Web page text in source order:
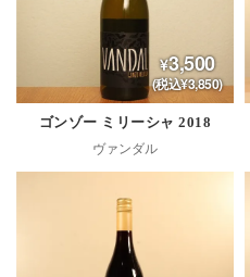
3,500
(税込¥3,850)
ゴンゾー ミリーシャ 2018
ヴァンダル